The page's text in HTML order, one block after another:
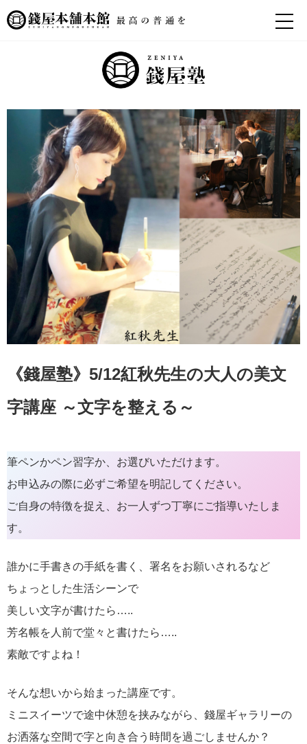
《錢屋塾》5/12紅秋先生の大人の美文
字講座 ～文字を整える～
筆ペンかペン習字か、お選びいただけます。
お申込みの際に必ずご希望を明記してください。
ご自身の特徴を捉え、お一人ずつ丁寧にご指導いたしま
す。
誰かに手書きの手紙を書く、署名をお願いされるなど
ちょっとした生活シーンで
美しい文字が書けたら…..
芳名帳を人前で堂々と書けたら…..
素敵ですよね！
そんな想いから始まった講座です。
ミニスイーツで途中休憩を挟みながら、錢屋ギャラリーの
お洒落な空間で字と向き合う時間を過ごしませんか？